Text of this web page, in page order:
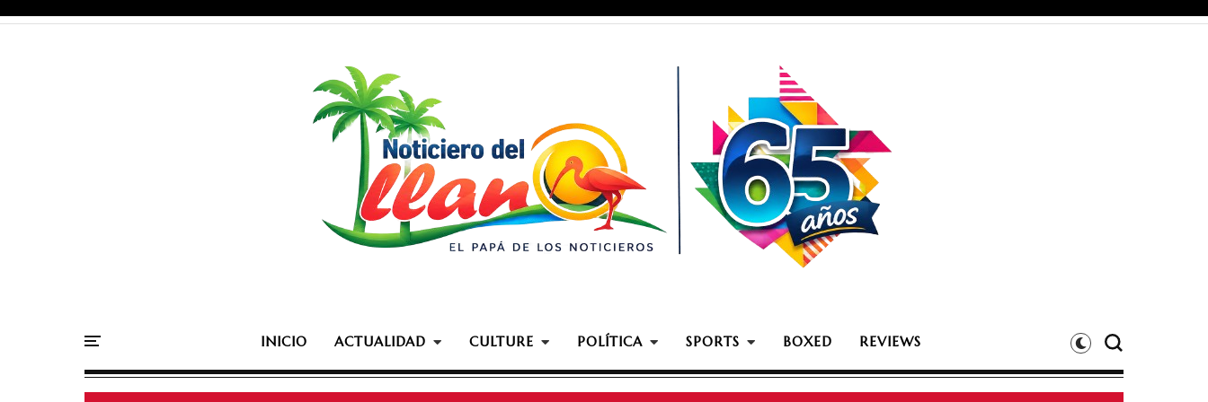
INICIO ACTUALIDAD CULTURE POLÍTICA SPORTS BOXED REVIEWS